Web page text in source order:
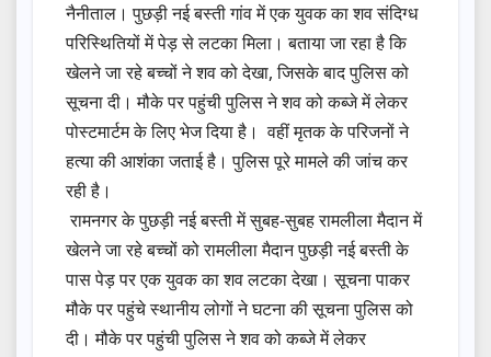
नैनीताल। पुछड़ी नई बस्ती गांव में एक युवक का शव संदिग्ध
परिस्थितियों में पेड़ से लटका मिला। बताया जा रहा है कि
खेलने जा रहे बच्चों ने शव को देखा, जिसके बाद पुलिस को
सूचना दी। मौके पर पहुंची पुलिस ने शव को कब्जे में लेकर
पोस्टमार्टम के लिए भेज दिया है। वहीं मृतक के परिजनों ने
हत्या की आशंका जताई है। पुलिस पूरे मामले की जांच कर
रही है।
रामनगर के पुछड़ी नई बस्ती में सुबह-सुबह रामलीला मैदान में
खेलने जा रहे बच्चों को रामलीला मैदान पुछड़ी नई बस्ती के
पास पेड़ पर एक युवक का शव लटका देखा। सूचना पाकर
मौके पर पहुंचे स्थानीय लोगों ने घटना की सूचना पुलिस को
दी। मौके पर पहुंची पुलिस ने शव को कब्जे में लेकर